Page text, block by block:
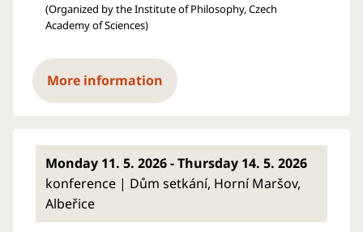
(Organized by the Institute of Philosophy, Czech
Academy of Sciences)
More information
Monday 11. 5. 2026 - Thursday 14. 5. 2026
konference | Dům setkání, Horní Maršov,
Albeřice